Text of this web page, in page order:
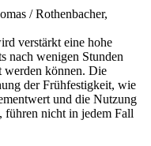
/ Rothenbacher,
verstärkt eine hohe
nach wenigen Stunden
werden können. Die
der Frühfestigkeit, wie
und die Nutzung
führen nicht in jedem Fall